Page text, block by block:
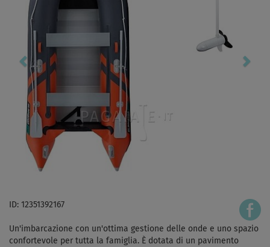
ID: 12351392167
Un'imbarcazione con un'ottima gestione delle onde e uno spazio
confortevole per tutta la famiglia. È dotata di un pavimento